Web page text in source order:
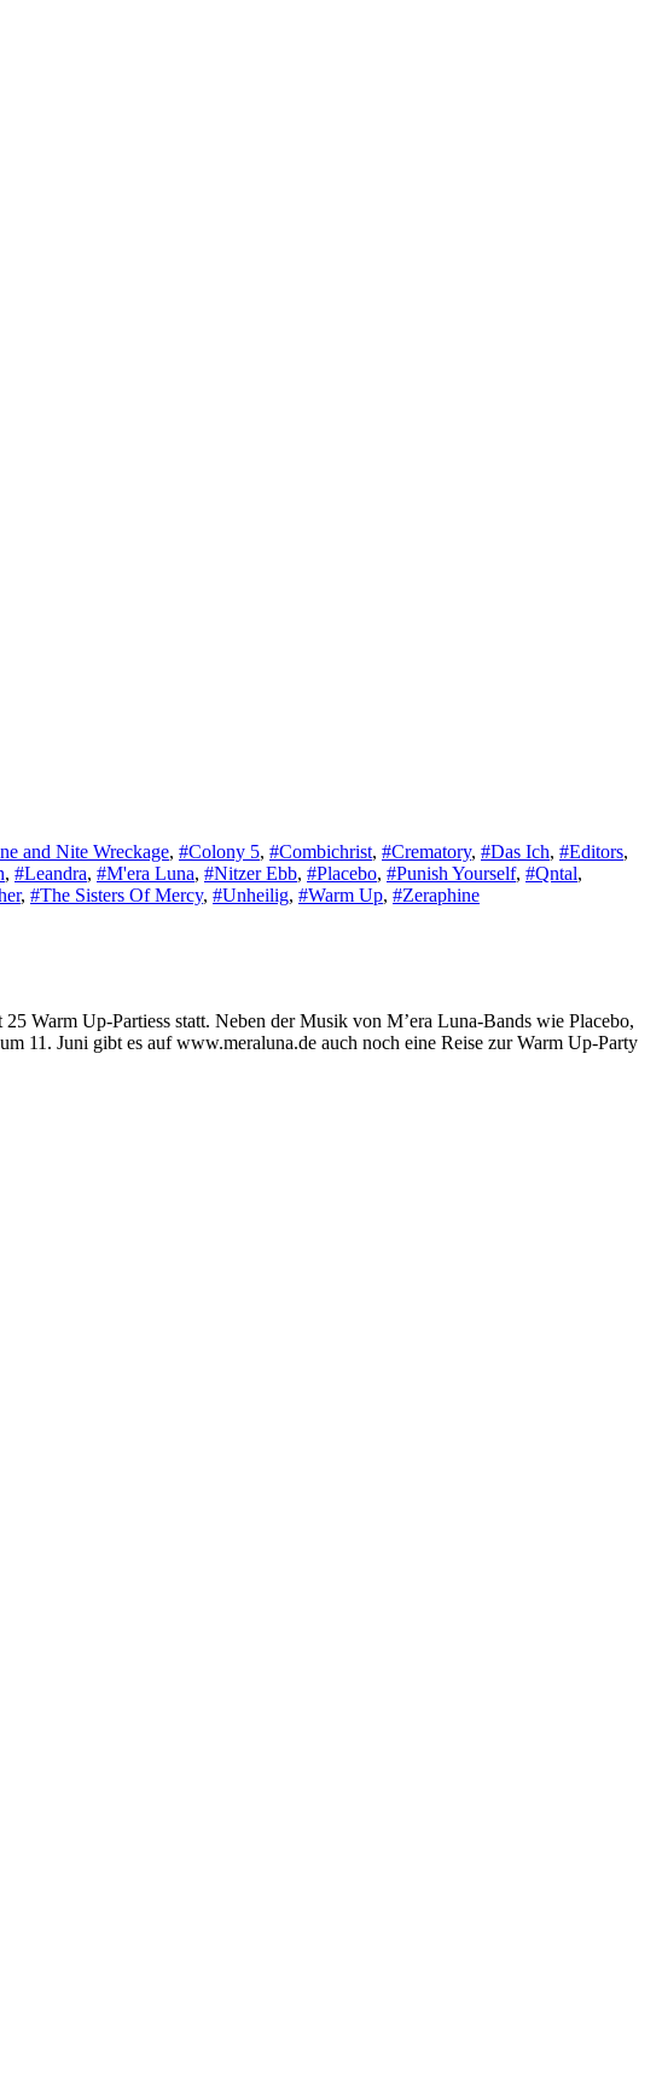
and Nite Wreckage, #Colony 5, #Combichrist, #Crematory, #Das Ich, #Editors,
, #Leandra, #M'era Luna, #Nitzer Ebb, #Placebo, #Punish Yourself, #Qntal,
, #The Sisters Of Mercy, #Unheilig, #Warm Up, #Zeraphine
Warm Up-Partiess statt. Neben der Musik von M’era Luna-Bands wie Placebo,
11. Juni gibt es auf www.meraluna.de auch noch eine Reise zur Warm Up-Party